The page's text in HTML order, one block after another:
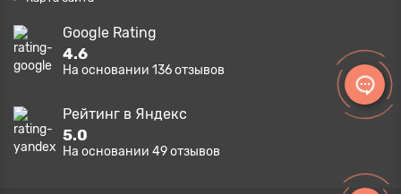
Google Rating
4.6
На основании 136отзывов
Рейтинг в Яндекс
5.0
На основании 49отзывов